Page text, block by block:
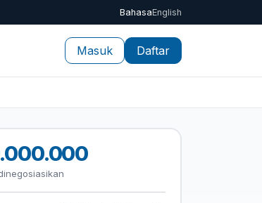
BahasaEnglish
Masuk Daftar